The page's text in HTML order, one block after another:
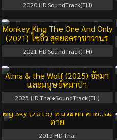
2020HD SoundTrack(TH)
Monkey King The One And Only
(2021) ไซอิ๋ว สุดยอดราชาวานร
2021 HD SoundTrack(TH)
Alma & the Wolf (2025) อัลมา
และมนุษย์หมาป่า
2025 HD Thai+SoundTrack(TH)
Big Sky (2015) หนีระทึก ตาย..ไม่
ตาย
2015 HD Thai